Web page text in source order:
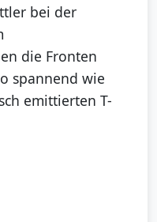
bei der
die Fronten
spannend wie
emittierten T-